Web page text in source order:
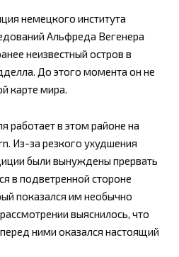
немецкого института
Альфреда Вегенера
неизвестный остров в
До этого момента он не
карте мира.
работает в этом районе на
Из-за резкого ухудшения
были вынуждены прервать
в подветренной стороне
показался им необычно
выяснилось, что
ними оказался настоящий